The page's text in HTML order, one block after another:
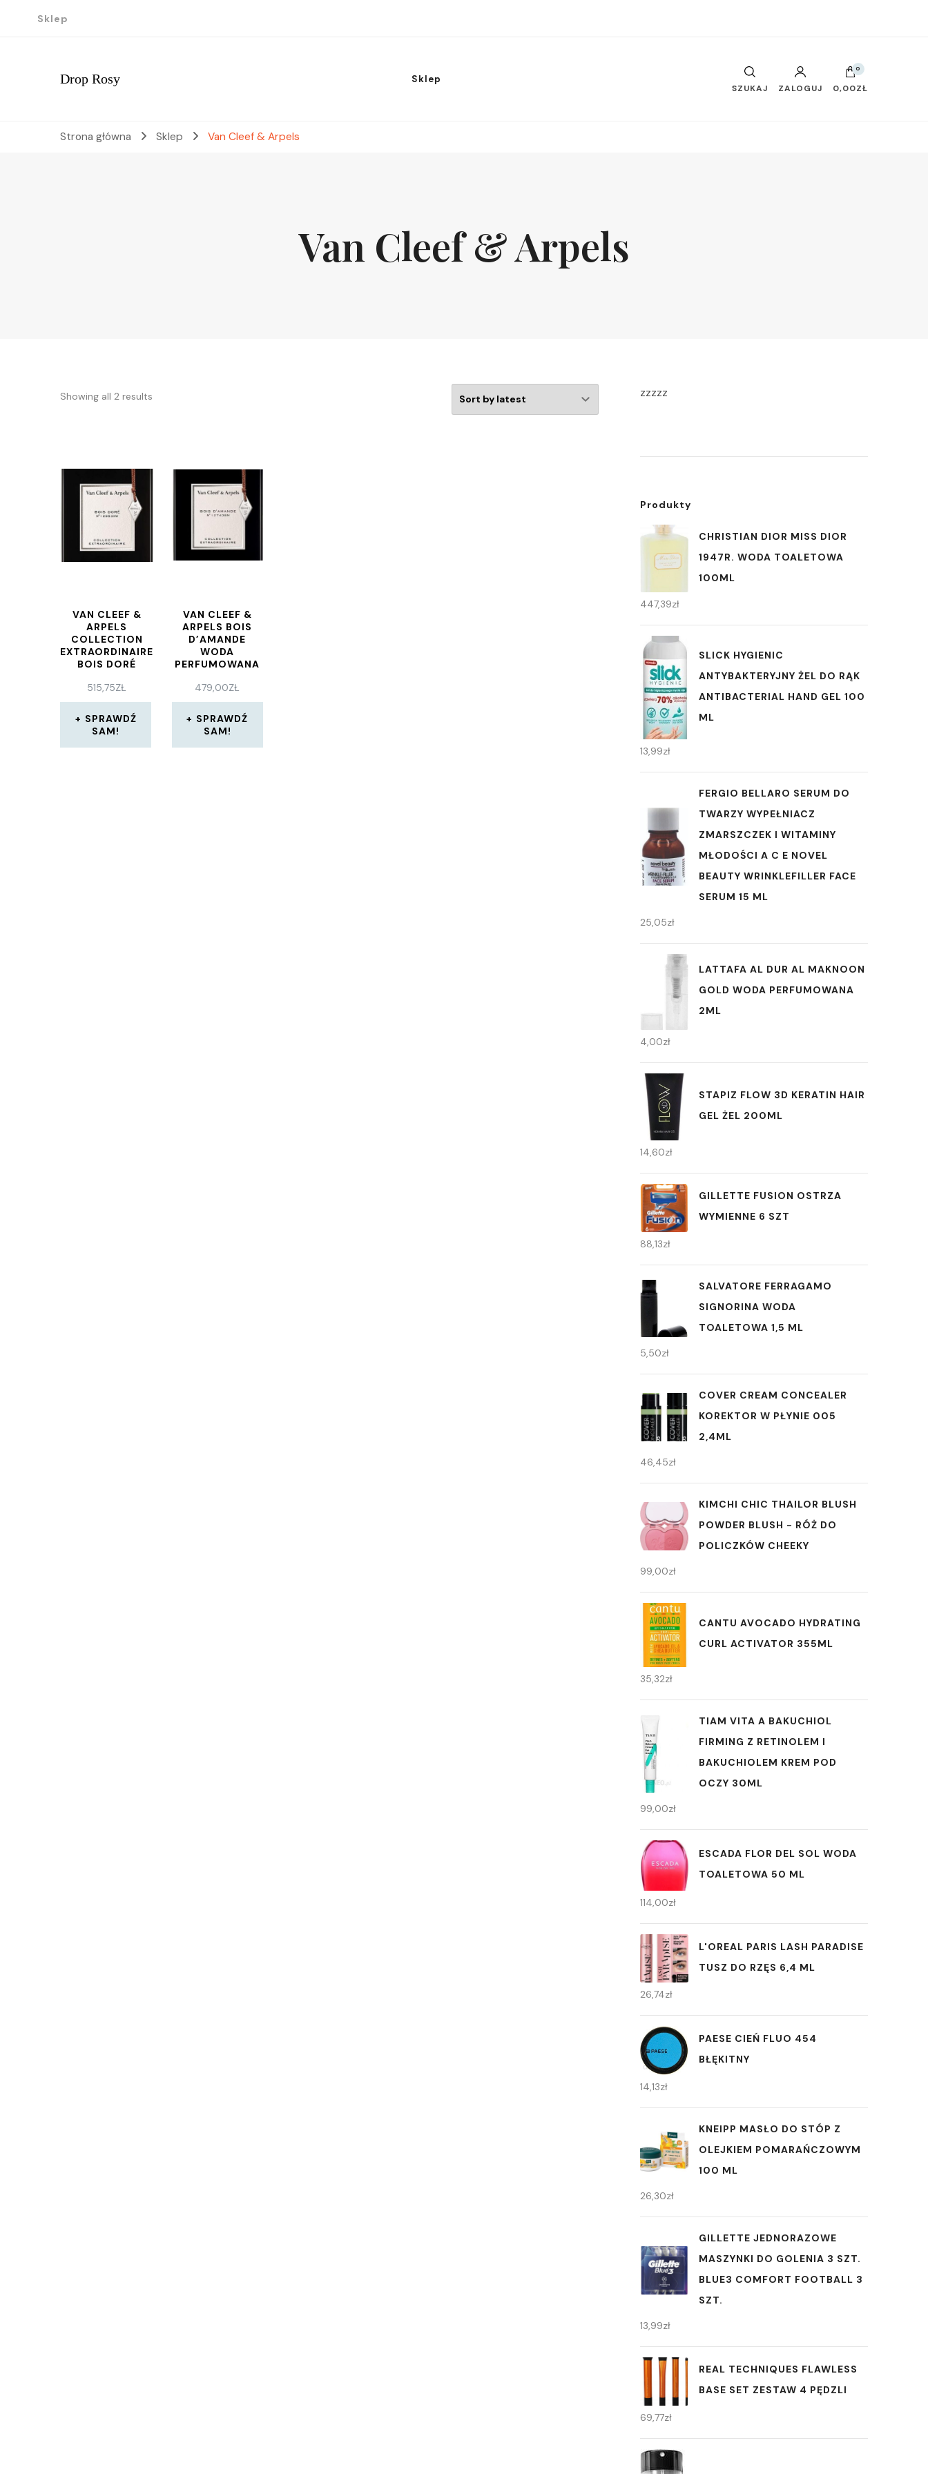
Sklep
Drop Rosy Sklep
SZUKAJ ZALOGUJ
0
0,00ZŁ
Strona główna Sklep Van Cleef & Arpels
Van Cleef & Arpels
Showing all 2 results
VAN CLEEF &
ARPELS
COLLECTION
EXTRAORDINAIRE
BOIS DORÉ
PERFUMOWANA
75ML
515,75ZŁ
SPRAWDŹ
SAM!
VAN CLEEF &
ARPELS BOIS
D’AMANDE
WODA
PERFUMOWANA
479,00ZŁ
SPRAWDŹ
SAM!
zzzzz
Produkty
CHRISTIAN DIOR MISS DIOR
1947R. WODA TOALETOWA
100ML
447,39zł
SLICK HYGIENIC
ANTYBAKTERYJNY ŻEL DO RĄK
ANTIBACTERIAL HAND GEL 100
ML
13,99zł
FERGIO BELLARO SERUM DO
TWARZY WYPEŁNIACZ
ZMARSZCZEK I WITAMINY
MŁODOŚCI A C E NOVEL
BEAUTY WRINKLEFILLER FACE
SERUM 15 ML
25,05zł
LATTAFA AL DUR AL MAKNOON
GOLD WODA PERFUMOWANA
2ML
4,00zł
STAPIZ FLOW 3D KERATIN HAIR
GEL ŻEL 200ML
14,60zł
GILLETTE FUSION OSTRZA
WYMIENNE 6 SZT
88,13zł
SALVATORE FERRAGAMO
SIGNORINA WODA
TOALETOWA 1,5 ML
5,50zł
COVER CREAM CONCEALER
KOREKTOR W PŁYNIE 005
2,4ML
46,45zł
KIMCHI CHIC THAILOR BLUSH
POWDER BLUSH - RÓŻ DO
POLICZKÓW CHEEKY
99,00zł
CANTU AVOCADO HYDRATING
CURL ACTIVATOR 355ML
35,32zł
TIAM VITA A BAKUCHIOL
FIRMING Z RETINOLEM I
BAKUCHIOLEM KREM POD
OCZY 30ML
99,00zł
ESCADA FLOR DEL SOL WODA
TOALETOWA 50 ML
114,00zł
L'OREAL PARIS LASH PARADISE
TUSZ DO RZĘS 6,4 ML
26,74zł
PAESE CIEŃ FLUO 454
BŁĘKITNY
14,13zł
KNEIPP MASŁO DO STÓP Z
OLEJKIEM POMARAŃCZOWYM
100 ML
26,30zł
GILLETTE JEDNORAZOWE
MASZYNKI DO GOLENIA 3 SZT.
BLUE3 COMFORT FOOTBALL 3
SZT.
13,99zł
REAL TECHNIQUES FLAWLESS
BASE SET ZESTAW 4 PĘDZLI
69,77zł